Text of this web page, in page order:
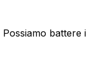
Possiamo battere i